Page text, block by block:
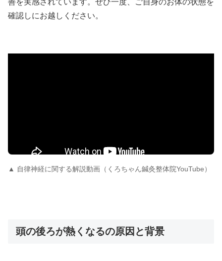
善を実感されています。ぜひ一度、ご自身のお体の状態を
確認しにお越しください。
▲ 自律神経に関する解説動画（くろちゃん鍼灸整体院YouTube）
頭の後ろが熱くなるの原因と背景